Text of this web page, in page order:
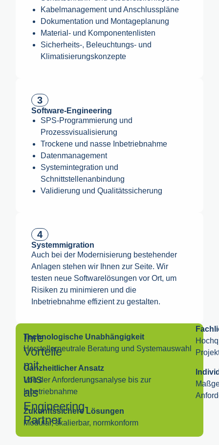
Kabelmanagement und Anschlusspläne
Dokumentation und Montageplanung
Material- und Komponentenlisten
Sicherheits-, Beleuchtungs- und
Klimatisierungskonzepte
3
Software-Engineering
SPS-Programmierung und
Prozessvisualisierung
Trockene und nasse Inbetriebnahme
Datenmanagement
Systemintegration und
Schnittstellenanbindung
Validierung und Qualitätssicherung
4
Systemmigration
Auch bei der Modernisierung bestehender
Anlagen stehen wir Ihnen zur Seite. Wir
testen neue Softwarelösungen vor Ort, um
Risiken zu minimieren und die
Inbetriebnahme effizient zu gestalten.
Ihre
Vorteile
mit
uns
als
Engineering-
Partner
Technologische Unabhängigkeit
Herstellerneutrale Beratung und Systemauswahl
Ganzheitlicher Ansatz
Von der Anforderungsanalyse bis zur
Inbetriebnahme
Zukunftssichere Lösungen
Modular, skalierbar, normkonform